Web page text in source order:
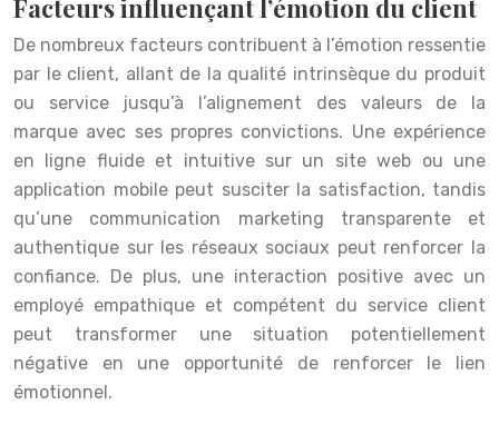
Facteurs influençant l’émotion du client
De nombreux facteurs contribuent à l’émotion ressentie
par le client, allant de la qualité intrinsèque du produit
ou service jusqu’à l’alignement des valeurs de la
marque avec ses propres convictions. Une expérience
en ligne fluide et intuitive sur un site web ou une
application mobile peut susciter la satisfaction, tandis
qu’une communication marketing transparente et
authentique sur les réseaux sociaux peut renforcer la
confiance. De plus, une interaction positive avec un
employé empathique et compétent du service client
peut transformer une situation potentiellement
négative en une opportunité de renforcer le lien
émotionnel.